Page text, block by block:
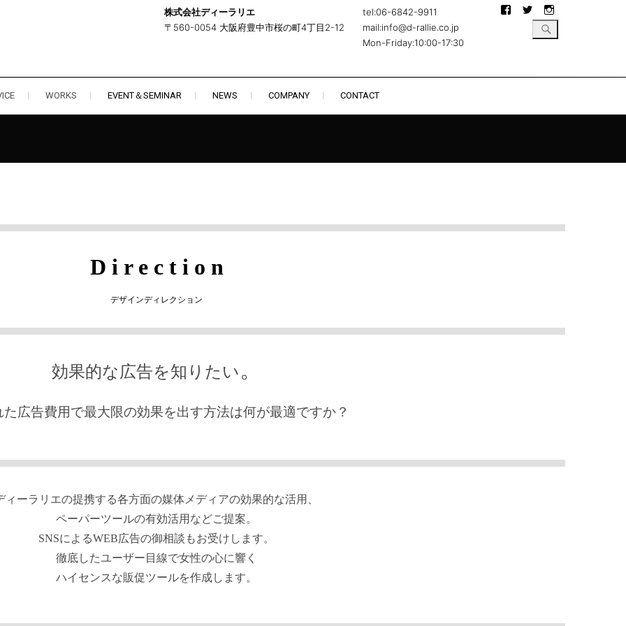
Facebook
Twitter
tel:06-6842-9911
mail:info@d-rallie.co.jp
Mon-Friday:10:00-17:30
株式会社ディーラリエ
〒560-0054 大阪府豊中市桜の町4丁目2-12
WORKS EVENT＆SEMINAR NEWS COMPANY CONTACT
D i r e c t i o n
デザインディレクション
効果的な広告を知りたい。
た広告費用で最大限の効果を出す方法は何が最適ですか？
ィーラリエの提携する各方面の媒体メディアの効果的な活用、
ペーパーツールの有効活用などご提案。
SNSによるWEB広告の御相談もお受けします。
徹底したユーザー目線で女性の心に響く
ハイセンスな販促ツールを作成します。